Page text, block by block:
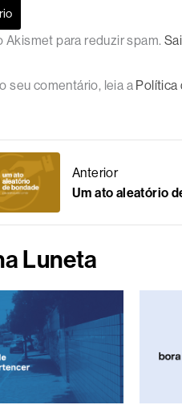
Akismet para reduzir spam.
seu comentário, leia a Política
Anterior
Um ato aleatório
Luneta